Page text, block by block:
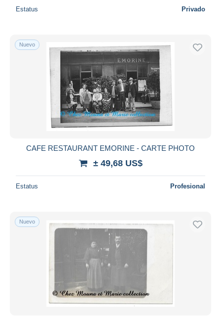
Residencia del vendedor
Aplicar
Estatus Privado
Nuevo
CAFE RESTAURANT EMORINE - CARTE PHOTO
± 49,68 US$
Estatus Profesional
Nuevo